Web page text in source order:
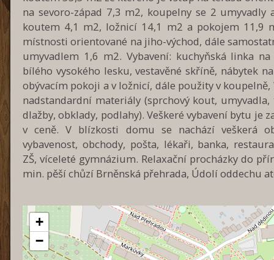
na sevoro-západ 7,3 m2, koupelny se 2 umyvadly
koutem 4,1 m2, ložnicí 14,1 m2 a pokojem 11,9
místnosti orientované na jiho-východ, dále
umyvadlem 1,6 m2. Vybavení: kuchyňská linka
bílého vysokého lesku, vestavěné skříně, nábytek
obývacím pokoji a v ložnicí, dále použity v koupelně,
nadstandardní materiály (sprchový kout, umyvadla,
dlažby, obklady, podlahy). Veškeré vybavení bytu je
v ceně. V blízkosti domu se nachází veškerá
vybavenost, obchody, pošta, lékaři, banka,
ZŠ, víceleté gymnázium. Relaxační procházky do
min. pěší chůzí Brněnská přehrada, Údolí oddechu
+
−